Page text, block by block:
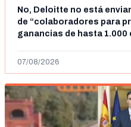
No, Deloitte no está
de “colaboradores para
ganancias de hasta 1.000
07/08/2026